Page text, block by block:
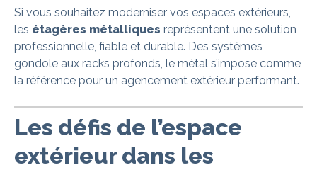
Si vous souhaitez moderniser vos espaces extérieurs,
les étagères métalliques représentent une solution
professionnelle, fiable et durable. Des systèmes
gondole aux racks profonds, le métal s’impose comme
la référence pour un agencement extérieur performant.
Les défis de l’espace
extérieur dans les